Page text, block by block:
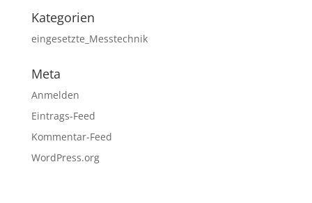
Kategorien
eingesetzte_Messtechnik
Meta
Anmelden
Eintrags-Feed
Kommentar-Feed
WordPress.org